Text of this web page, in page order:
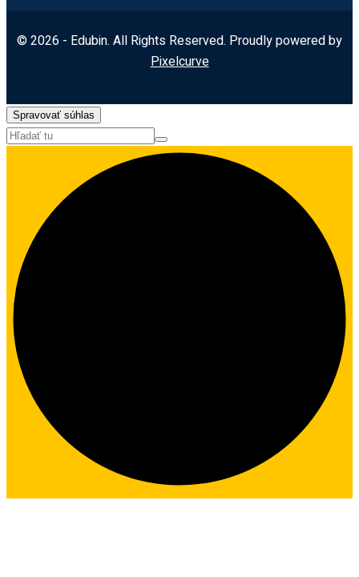
© 2026 - Edubin. All Rights Reserved. Proudly powered by
Pixelcurve
Spravovať súhlas